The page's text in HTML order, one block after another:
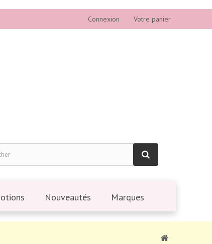
Connexion Votre panier
Nouveautés Marques